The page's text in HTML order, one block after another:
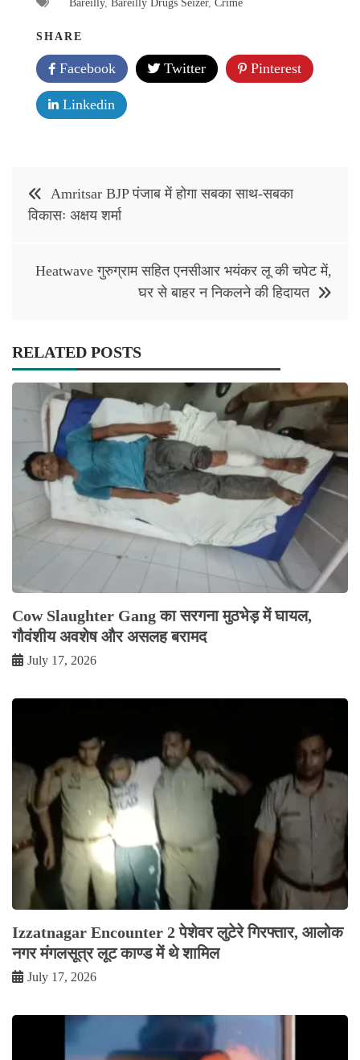
Bareilly, Bareilly Drugs Seizer, Crime
SHARE
Facebook Twitter Pinterest
Linkedin
navigation
Amritsar BJP पंजाब में होगा सबका साथ-सबका
विकासः अक्षय शर्मा
Heatwave गुरुग्राम सहित एनसीआर भयंकर लू की चपेट में,
घर से बाहर न निकलने की हिदायत
RELATED POSTS
Cow Slaughter Gang का सरगना मुठभेड़ में घायल,
गौवंशीय अवशेष और असलह बरामद
July 17, 2026
Izzatnagar Encounter 2 पेशेवर लुटेरे गिरफ्तार, आलोक
नगर मंगलसूत्र लूट काण्‍ड में थे शामिल
July 17, 2026